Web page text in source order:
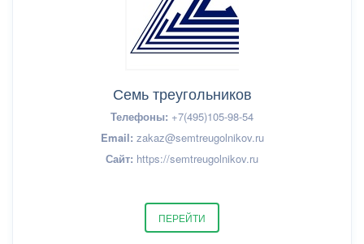
Семь треугольников
Телефоны: +7(495)105-98-54
Email: zakaz@semtreugolnikov.ru
Сайт: https://semtreugolnikov.ru
ПЕРЕЙТИ